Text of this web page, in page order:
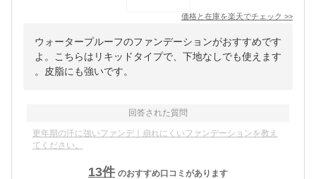
価格と在庫を楽天でチェック >>
ウォータープルーフのファンデーションがおすすめです
よ。こちらはリキッドタイプで、下地なしでも使えます
。皮脂にも強いです。
回答された質問
更年期の汗に強いファンデ｜崩れにくいファンデーションを教え
てください。
13件 のおすすめ口コミがあります